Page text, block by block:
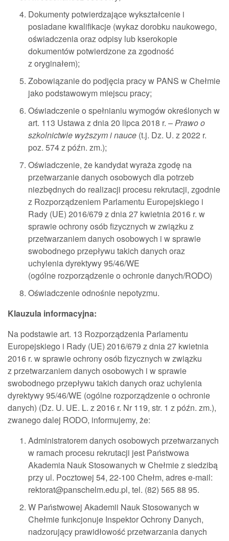
Dokumenty potwierdzające wykształcenie i
posiadane kwalifikacje (wykaz dorobku naukowego,
oświadczenia oraz odpisy lub kserokopie
dokumentów potwierdzone za zgodność
z oryginałem);
Zobowiązanie do podjęcia pracy w PANS w Chełmie
jako podstawowym miejscu pracy;
Oświadczenie o spełnianiu wymogów określonych w
art. 113 Ustawa z dnia 20 lipca 2018 r. –Prawo o
szkolnictwie wyższym i nauce (t.j. Dz. U. z 2022 r.
poz. 574 z późn. zm.);
Oświadczenie, że kandydat wyraża zgodę na
przetwarzanie danych osobowych dla potrzeb
niezbędnych do realizacji procesu rekrutacji, zgodnie
z Rozporządzeniem Parlamentu Europejskiego i
Rady (UE) 2016/679 z dnia 27 kwietnia 2016 r. w
sprawie ochrony osób fizycznych w związku z
przetwarzaniem danych osobowych i w sprawie
swobodnego przepływu takich danych oraz
uchylenia dyrektywy 95/46/WE
(ogólne rozporządzenie o ochronie danych/RODO)
Oświadczenie odnośnie nepotyzmu.
Klauzula informacyjna:
Na podstawie art. 13 Rozporządzenia Parlamentu
Europejskiego i Rady (UE) 2016/679 z dnia 27 kwietnia
2016 r. w sprawie ochrony osób fizycznych w związku
z przetwarzaniem danych osobowych i w sprawie
swobodnego przepływu takich danych oraz uchylenia
dyrektywy 95/46/WE (ogólne rozporządzenie o ochronie
danych) (Dz. U. UE. L. z 2016 r. Nr 119, str. 1 z późn. zm.),
zwanego dalej RODO, informujemy, że:
Administratorem danych osobowych przetwarzanych
w ramach procesu rekrutacji jest Państwowa
Akademia Nauk Stosowanych w Chełmie z siedzibą
przy ul. Pocztowej 54, 22-100 Chełm, adres e-mail:
rektorat@panschelm.edu.pl, tel. (82) 565 88 95.
W Państwowej Akademii Nauk Stosowanych w
Chełmie funkcjonuje Inspektor Ochrony Danych,
nadzorujący prawidłowość przetwarzania danych